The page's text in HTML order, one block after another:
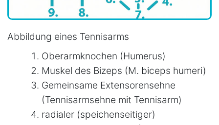
Abbildung eines Tennisarms
Oberarmknochen (Humerus)
Muskel des Bizeps (M. biceps humeri)
Gemeinsame Extensorensehne
(Tennisarmsehne mit Tennisarm)
radialer (speichenseitiger)